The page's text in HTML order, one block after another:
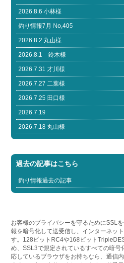
2026.8.6 小林様
釣り情報7月 No,405
2026.8.2 丸山様
2026.8.1 鈴木様
2026.7.31 才川様
2026.7.27 二葉様
2026.7.25 田口様
2026.7.19
2026.7.18 丸山様
過去の記事はこちら
釣り情報過去の記事
お客様のプライバシーを守るためにSSL
報を暗号化して送受信し、インターネッ
す。128ビットRC4や168ビット
め、SSL3で規定されているすべての暗
応しているブラウザをお持ちなら、通信